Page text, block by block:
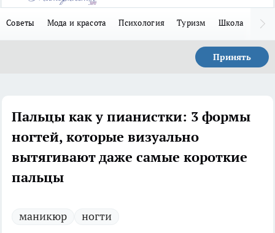
Советы Мода и красота Психология Туризм Школа
Принять
Пальцы как у пианистки: 3 формы
ногтей, которые визуально
вытягивают даже самые короткие
пальцы
маникюр ногти